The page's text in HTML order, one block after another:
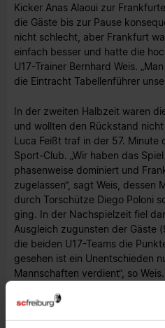
Kicker Anas Alaoui zur
die Gäste bis zur Pause
nicht schlecht, aber Frankfurt
einfach besser und hatte die
U17-Trainer Bernhard Weis.
die Eintracht Tabellenführer
In der zweiten Halbzeit waren
und wollten den Rückstand
Luca Feißt traf in der 57. Minute
Sport-Club. „Wir haben das
phasenweise dominiert und
zugelassen“, sagt Weis, dessen
durch Torschütze Diego Poloni
ging. In der Nachspielzeit fiel
Ausgleich zugunsten der Gäste
die beiden U17-Teams die
gesehen ist ein Unentschieden
Mannschaften verdient“, so